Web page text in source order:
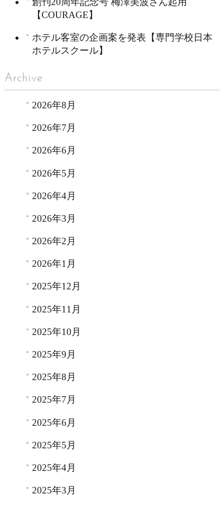
【COURAGE】
ホテル客室の企画案を発表【専門学校日本
ホテルスクール】
Archive
2026年8月
2026年7月
2026年6月
2026年5月
2026年4月
2026年3月
2026年2月
2026年1月
2025年12月
2025年11月
2025年10月
2025年9月
2025年8月
2025年7月
2025年6月
2025年5月
2025年4月
2025年3月